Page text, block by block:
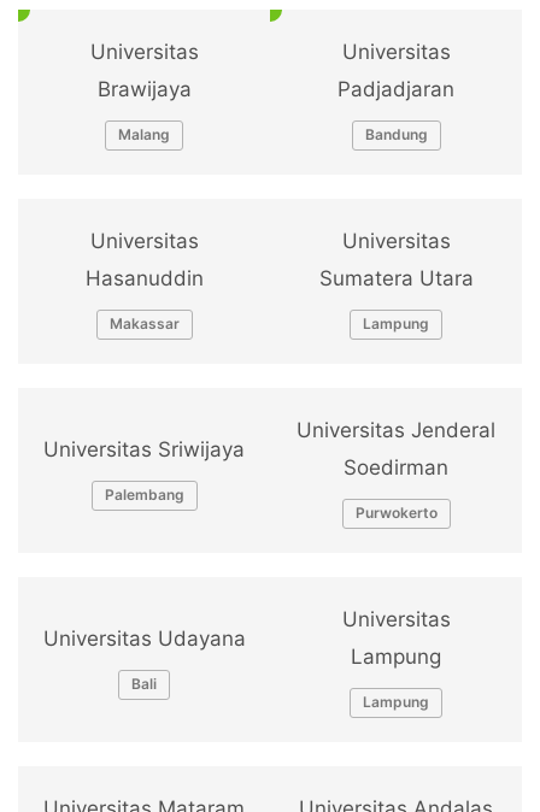
Universitas
Brawijaya
Malang
Universitas
Padjadjaran
Bandung
Universitas
Hasanuddin
Makassar
Universitas
Sumatera Utara
Lampung
Universitas Sriwijaya
Palembang
Universitas Jenderal
Soedirman
Purwokerto
Universitas Udayana
Bali
Universitas
Lampung
Lampung